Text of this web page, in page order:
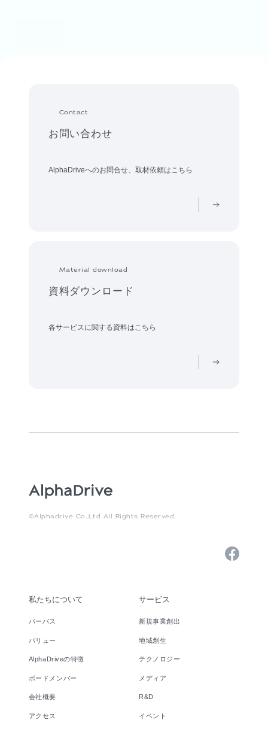
Contact
お問い合わせ
AlphaDriveへのお問合せ、取材依頼はこちら
Material download
資料ダウンロード
各サービスに関する資料はこちら
©Alphadrive Co.,Ltd All Rights Reserved.
私たちについて
パーパス
バリュー
AlphaDriveの特徴
ボードメンバー
会社概要
アクセス
サービス
新規事業創出
地域創生
テクノロジー
メディア
R&D
イベント